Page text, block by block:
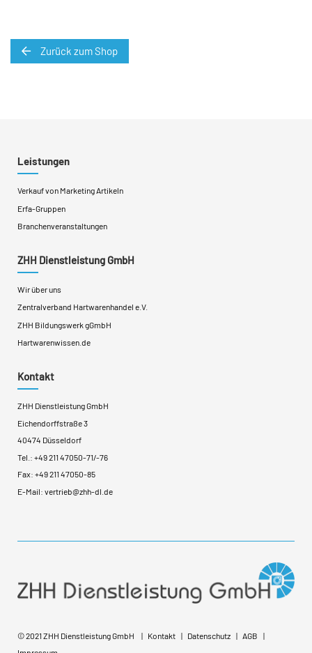
Zurück zum Shop
Leistungen
Verkauf von Marketing Artikeln
Erfa-Gruppen
Branchenveranstaltungen
ZHH Dienstleistung GmbH
Wir über uns
Zentralverband Hartwarenhandel e.V.
ZHH Bildungswerk gGmbH
Hartwarenwissen.de
Kontakt
ZHH Dienstleistung GmbH
Eichendorffstraße 3
40474 Düsseldorf
Tel.: +49 211 47050-71/-76
Fax: +49 211 47050-85
E-Mail: vertrieb@zhh-dl.de
© 2021 ZHH Dienstleistung GmbH Kontakt Datenschutz
AGB